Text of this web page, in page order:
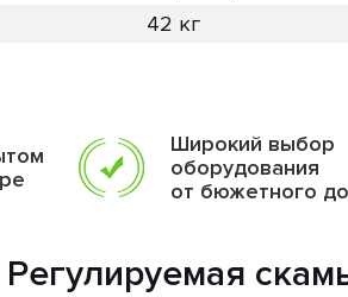
42 кг
Широкий выбор
оборудования
от бюжетного